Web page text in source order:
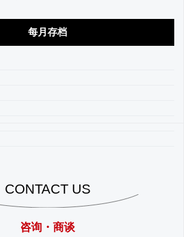
每月存档
CONTACT US
咨询・商谈